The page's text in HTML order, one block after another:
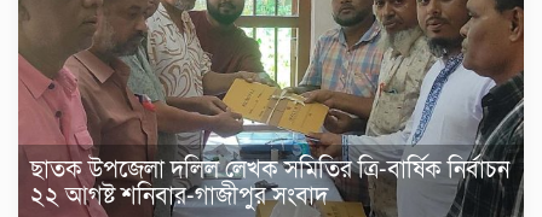
ছাতক উপজেলা দলিল লেখক সমিতির ত্রি-বার্ষিক নির্বাচন
২২ আগষ্ট শনিবার-গাজীপুর সংবাদ